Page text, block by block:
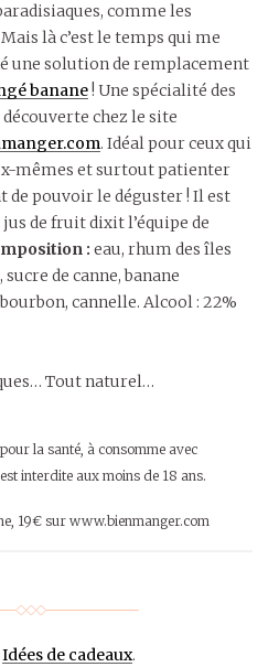
comme les
là c’est le temps qui me
une solution de remplacement
banane! Une spécialité des
chez le site
. Idéal pour ceux qui
mêmes et surtout patienter
de pouvoir le déguster ! Il est
de fruit dixit l’équipe de
: eau, rhum des îles
sucre de canne, banane
cannelle. Alcool : 22%
Tout naturel…
la santé, à consomme avec
interdite aux moins de 18 ans.
19€ sur www.bienmanger.com
Idées de cadeaux.